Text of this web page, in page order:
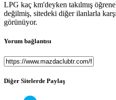
LPG kaç km'deyken takılmış
değilmiş, sitedeki diğer ilanlarla
görünüyor.
Yorum bağlantısı
Diğer Sitelerde Paylaş